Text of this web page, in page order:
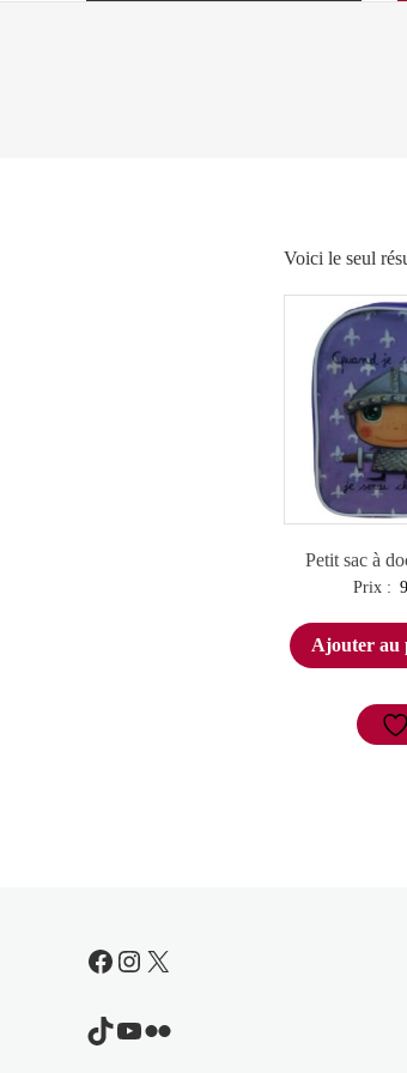
Voici le seul
Petit sac à
Prix :
Ajouter au
Facebook
Instagram
X
TikTok
YouTube
Flickr